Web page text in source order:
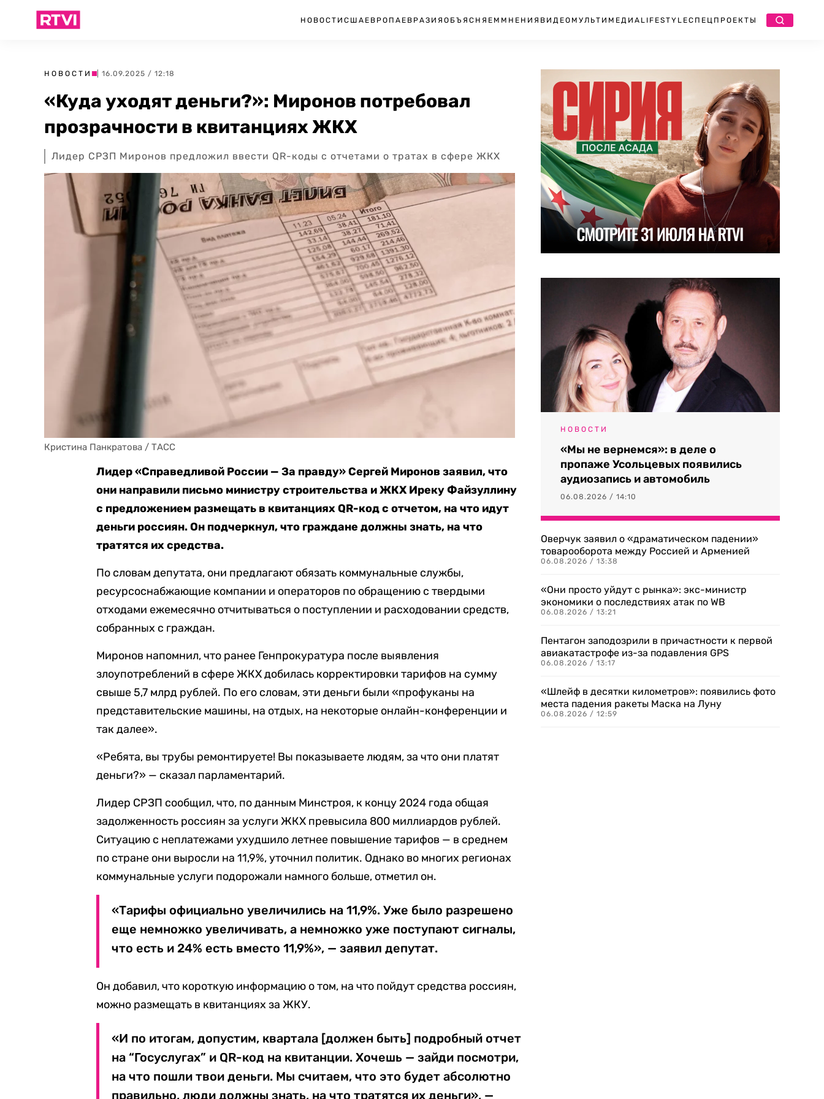
НОВОСТИ США ЕВРОПА ЕВРАЗИЯ ОБЪЯСНЯЕМ МНЕНИЯ ВИДЕО МУЛЬТИМЕДИА LIFESTYLEСПЕЦПРОЕКТЫ
НОВОСТИ | 16.09.2025 / 12:18
«Куда уходят деньги?»: Миронов потребовал
прозрачности в квитанциях ЖКХ
Лидер СРЗП Миронов предложил ввести QR-коды с отчетами о тратах в сфере ЖКХ
Кристина Панкратова / ТАСС
Лидер «Справедливой России — За правду» Сергей Миронов заявил, что
они направили письмо министру строительства и ЖКХ Иреку Файзуллину
с предложением размещать в квитанциях QR-код с отчетом, на что идут
деньги россиян. Он подчеркнул, что граждане должны знать, на что
тратятся их средства.
По словам депутата, они предлагают обязать коммунальные службы,
ресурсоснабжающие компании и операторов по обращению с твердыми
отходами ежемесячно отчитываться о поступлении и расходовании средств,
собранных с граждан.
Миронов напомнил, что ранее Генпрокуратура после выявления
злоупотреблений в сфере ЖКХ добилась корректировки тарифов на сумму
свыше 5,7 млрд рублей. По его словам, эти деньги были «профуканы на
представительские машины, на отдых, на некоторые онлайн-конференции и
так далее».
«Ребята, вы трубы ремонтируете! Вы показываете людям, за что они платят
деньги?» — сказал парламентарий.
Лидер СРЗП сообщил, что, по данным Минстроя, к концу 2024 года общая
задолженность россиян за услуги ЖКХ превысила 800 миллиардов рублей.
Ситуацию с неплатежами ухудшило летнее повышение тарифов — в среднем
по стране они выросли на 11,9%, уточнил политик. Однако во многих регионах
коммунальные услуги подорожали намного больше, отметил он.
«Тарифы официально увеличились на 11,9%. Уже было разрешено
еще немножко увеличивать, а немножко уже поступают сигналы,
что есть и 24% есть вместо 11,9%», — заявил депутат.
Он добавил, что короткую информацию о том, на что пойдут средства россиян,
можно размещать в квитанциях за ЖКУ.
«И по итогам, допустим, квартала [должен быть] подробный отчет
на “Госуслугах” и QR-код на квитанции. Хочешь — зайди посмотри,
на что пошли твои деньги. Мы считаем, что это будет абсолютно
правильно, люди должны знать, на что тратятся их деньги», —
НОВОСТИ
«Мы не вернемся»: в деле о
пропаже Усольцевых появились
аудиозапись и автомобиль
06.08.2026 / 14:10
Оверчук заявил о «драматическом падении»
товарооборота между Россией и Арменией
06.08.2026 / 13:38
«Они просто уйдут с рынка»: экс-министр
экономики о последствиях атак по WB
06.08.2026 / 13:21
Пентагон заподозрили в причастности к первой
авиакатастрофе из-за подавления GPS
06.08.2026 / 13:17
«Шлейф в десятки километров»: появились фото
места падения ракеты Маска на Луну
06.08.2026 / 12:59